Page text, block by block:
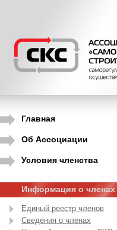
Главная
Об Ассоциации
Условия членства
Информация о членах
Единый реестр членов
Сведения о членах